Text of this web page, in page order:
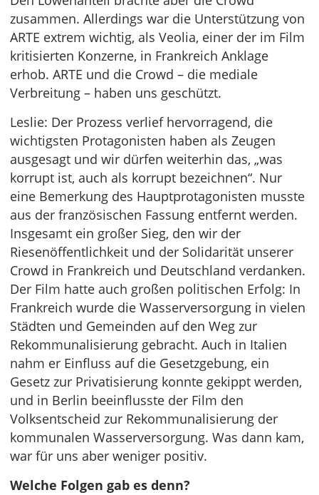
zusammen. Allerdings war die Unterstützung von
ARTE extrem wichtig, als Veolia, einer der im Film
kritisierten Konzerne, in Frankreich Anklage
erhob. ARTE und die Crowd – die mediale
Verbreitung – haben uns geschützt.
Leslie: Der Prozess verlief hervorragend, die
wichtigsten Protagonisten haben als Zeugen
ausgesagt und wir dürfen weiterhin das, „was
korrupt ist, auch als korrupt bezeichnen“. Nur
eine Bemerkung des Hauptprotagonisten musste
aus der französischen Fassung entfernt werden.
Insgesamt ein großer Sieg, den wir der
Riesenöffentlichkeit und der Solidarität unserer
Crowd in Frankreich und Deutschland verdanken.
Der Film hatte auch großen politischen Erfolg: In
Frankreich wurde die Wasserversorgung in vielen
Städten und Gemeinden auf den Weg zur
Rekommunalisierung gebracht. Auch in Italien
nahm er Einfluss auf die Gesetzgebung, ein
Gesetz zur Privatisierung konnte gekippt werden,
und in Berlin beeinflusste der Film den
Volksentscheid zur Rekommunalisierung der
kommunalen Wasserversorgung. Was dann kam,
war für uns aber weniger positiv.
Welche Folgen gab es denn?